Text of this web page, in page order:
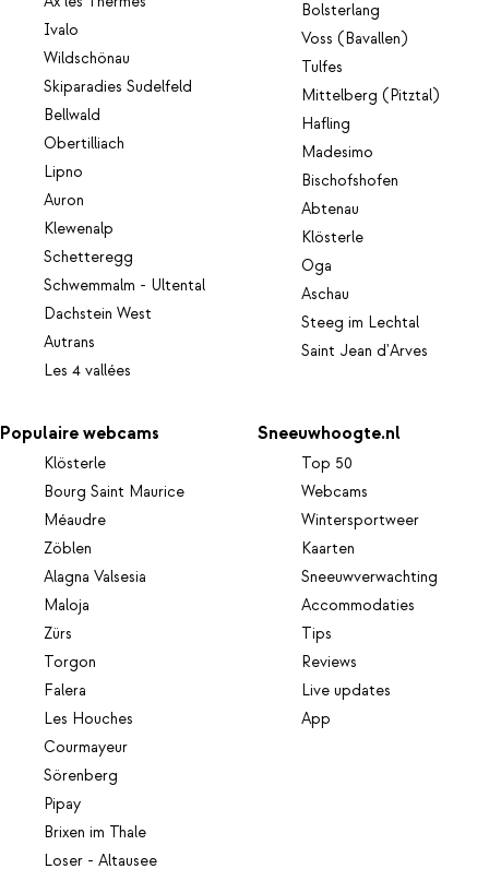
Ivalo
Wildschönau
Skiparadies Sudelfeld
Bellwald
Obertilliach
Lipno
Auron
Klewenalp
Schetteregg
Schwemmalm - Ultental
Dachstein West
Autrans
Les 4 vallées
Bolsterlang
Voss (Bavallen)
Tulfes
Mittelberg (Pitztal)
Hafling
Madesimo
Bischofshofen
Abtenau
Klösterle
Oga
Aschau
Steeg im Lechtal
Saint Jean d'Arves
Populaire webcams
Klösterle
Bourg Saint Maurice
Méaudre
Zöblen
Alagna Valsesia
Maloja
Zürs
Torgon
Falera
Les Houches
Courmayeur
Sörenberg
Pipay
Brixen im Thale
Loser - Altausee
Sneeuwhoogte.nl
Top 50
Webcams
Wintersportweer
Kaarten
Sneeuwverwachting
Accommodaties
Tips
Reviews
Live updates
App